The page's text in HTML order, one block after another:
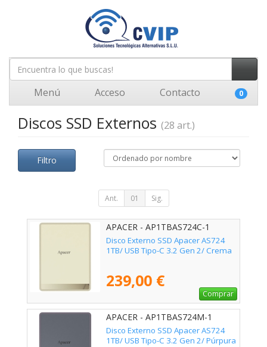
Menú Acceso Contacto 0
Discos SSD Externos (28 art.)
Filtro
Ant. 01 Sig.
APACER - AP1TBAS724C-1
Disco Externo SSD Apacer AS724
1TB/ USB Tipo-C 3.2 Gen 2/ Crema
239,00 €
Comprar
APACER - AP1TBAS724M-1
Disco Externo SSD Apacer AS724
1TB/ USB Tipo-C 3.2 Gen 2/ Púrpura